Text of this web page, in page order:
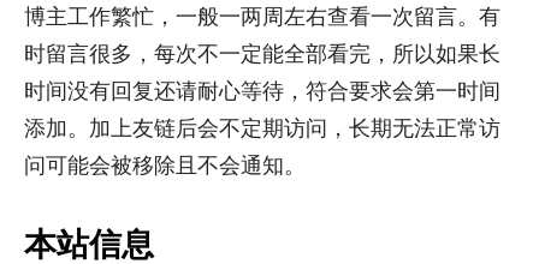
博主工作繁忙，一般一两周左右查看一次留言。有
时留言很多，每次不一定能全部看完，所以如果长
时间没有回复还请耐心等待，符合要求会第一时间
添加。加上友链后会不定期访问，长期无法正常访
问可能会被移除且不会通知。
本站信息